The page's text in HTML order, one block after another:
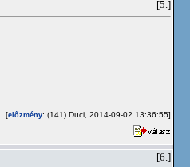
[5.]
[előzmény: (141) Duci, 2014-09-02 13:36:55]
[6.]